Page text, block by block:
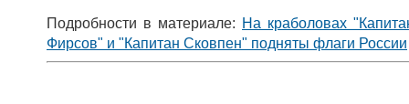
Подробности в материале: На краболовах
Фирсов" и "Капитан Сковпен" подняты флаги России